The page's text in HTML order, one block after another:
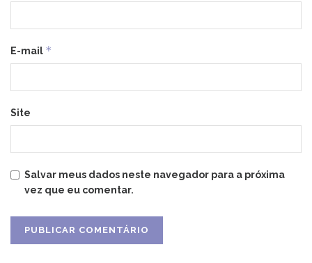
E-mail *
Site
Salvar meus dados neste navegador para a próxima
vez que eu comentar.